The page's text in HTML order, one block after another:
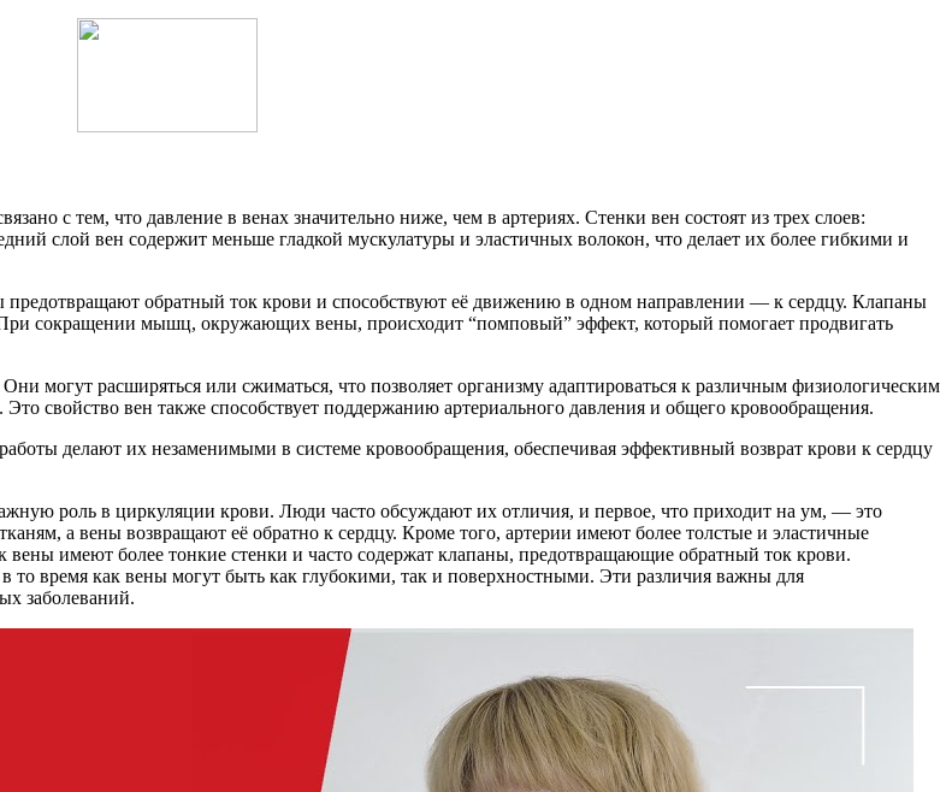
с тем, что давление в венах значительно ниже, чем в артериях. Стенки вен состоят из трех слоев:
слой вен содержит меньше гладкой мускулатуры и эластичных волокон, что делает их более гибкими и
обратный ток крови и способствуют её движению в одном направлении — к сердцу. Клапаны
сокращении мышц, окружающих вены, происходит “помповый” эффект, который помогает продвигать
могут расширяться или сжиматься, что позволяет организму адаптироваться к различным физиологическим
свойство вен также способствует поддержанию артериального давления и общего кровообращения.
делают их незаменимыми в системе кровообращения, обеспечивая эффективный возврат крови к сердцу
роль в циркуляции крови. Люди часто обсуждают их отличия, и первое, что приходит на ум, — это
а вены возвращают её обратно к сердцу. Кроме того, артерии имеют более толстые и эластичные
вены имеют более тонкие стенки и часто содержат клапаны, предотвращающие обратный ток крови.
то время как вены могут быть как глубокими, так и поверхностными. Эти различия важны для
заболеваний.